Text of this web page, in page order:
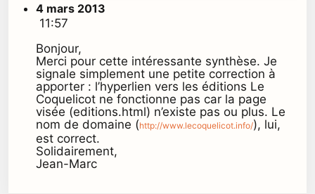
4 mars 2013
11:57
Bonjour,
Merci pour cette intéressante synthèse. Je
signale simplement une petite correction à
apporter : l’hyperlien vers les éditions Le
Coquelicot ne fonctionne pas car la page
visée (editions.html) n’existe pas ou plus. Le
nom de domaine (http://www.lecoquelicot.info/), lui,
est correct.
Solidairement,
Jean-Marc